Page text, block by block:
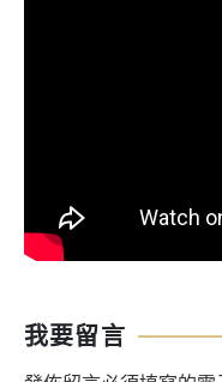
我要留言